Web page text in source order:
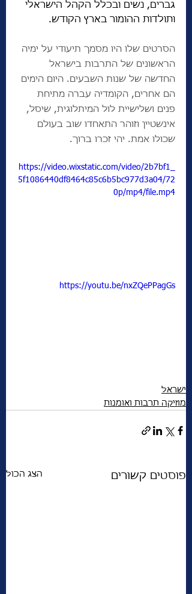
גברים, נשים ובכלל הקהל הישראלי
ותולדות ההומור בארץ הקודש.
הסרטים שלו היו מסמך תיעודי על ימיה
הראשונים של התרבות בישראל
החדשה של שנות השבעים. היום הימים
הם אחרים, הקומדיה עברה מתיחת
פנים ושלישיית לול המיתלוגית, שיסל,
אינשטיין וזוהר התאחדו שוב בעולם
שכולו אמת. יהי זכרו ברוך.
https://video.wixstatic.com/video/2b7bf1_
5f1086440df8464c85c6b5bc977d3a04/72
0p/mp4/file.mp4
https://youtu.be/nxZQePPagGs
ישראל
מוזיקה תרבות ואומנות
פוסטים קשורים הצג הכול